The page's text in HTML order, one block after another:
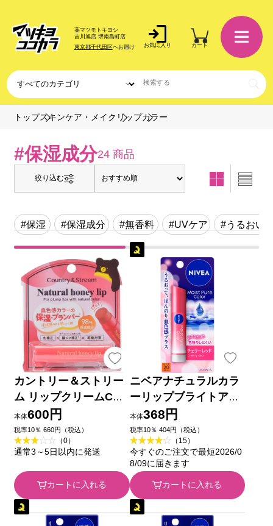
薬マツモトキヨシ
吉川旭店 堺南島町店
東京都千代田区へお届け お気に入り カート
トップスキンケア・メイク リップカラー
#保湿成分24 商品
絞り込む
#保湿 #保湿成分 #無香料 #UVケア #うるおい
カントリー＆ストリー
ム リップクリームCP0
1 ４．５ｇ 井田ラボラ
トリーズ
本体600円
税率10％ 660円（税込）
（0）
通常3～5日以内に発送
カートに入れる
ニベアナチュラルカラ
ーリップブライトアッ
プチェリーレッド ３．
５ｇ 花王
本体368円
税率10％ 404円（税込）
（15）
今すぐのご注文で最短2026/0
8/09に届きます
カートに入れる